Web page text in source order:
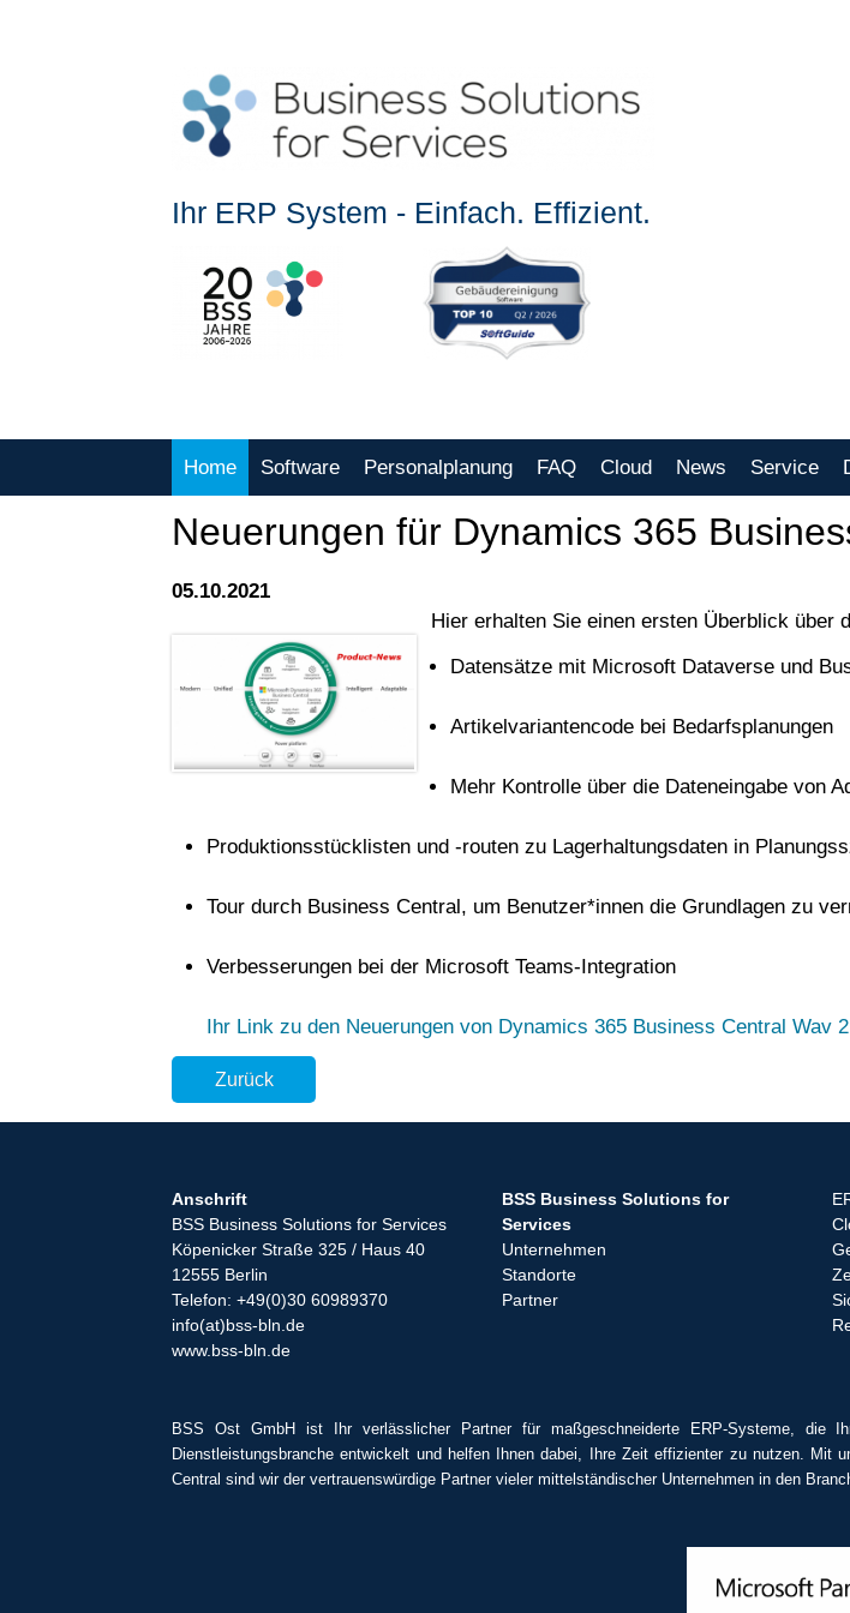
Ihr ERP System - Einfach. Effizient.
Home Software Personalplanung FAQ Cloud News Service
Neuerungen für Dynamics 365
05.10.2021
Hier erhalten Sie einen ersten Überblick über
Datensätze mit Microsoft Dataverse und
Artikelvariantencode bei Bedarfsplanungen
Mehr Kontrolle über die Dateneingabe von
Produktionsstücklisten und -routen zu Lagerhaltungsdaten in
Tour durch Business Central, um Benutzer*innen die Grundlagen zu
Verbesserungen bei der Microsoft Teams-Integration
Ihr Link zu den Neuerungen von Dynamics 365 Business Central Wav
Zurück
Anschrift
BSS Business Solutions for Services
Köpenicker Straße 325 / Haus 40
12555 Berlin
Telefon: +49(0)30 60989370
info(at)bss-bln.de
www.bss-bln.de
BSS Business Solutions for
Services
Unternehmen
Standorte
Partner
BSS Ost GmbH ist Ihr verlässlicher Partner für maßgeschneiderte ERP-Systeme, die
Dienstleistungsbranche entwickelt und helfen Ihnen dabei, Ihre Zeit effizienter zu nutzen.
Central sind wir der vertrauenswürdige Partner vieler mittelständischer Unternehmen in den